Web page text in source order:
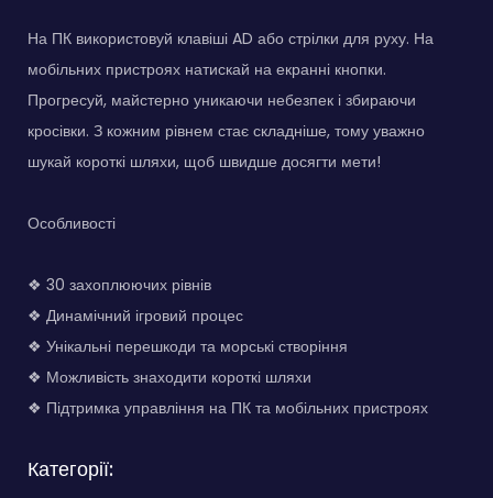
На ПК використовуй клавіші AD або стрілки для руху. На
мобільних пристроях натискай на екранні кнопки.
Прогресуй, майстерно уникаючи небезпек і збираючи
кросівки. З кожним рівнем стає складніше, тому уважно
шукай короткі шляхи, щоб швидше досягти мети!
Особливості
❖ 30 захоплюючих рівнів
❖ Динамічний ігровий процес
❖ Унікальні перешкоди та морські створіння
❖ Можливість знаходити короткі шляхи
❖ Підтримка управління на ПК та мобільних пристроях
Категорії: